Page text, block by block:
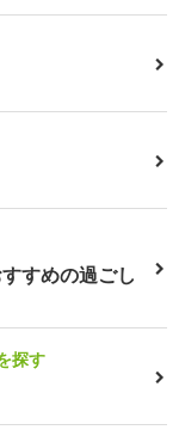
すめの過ごし
探す